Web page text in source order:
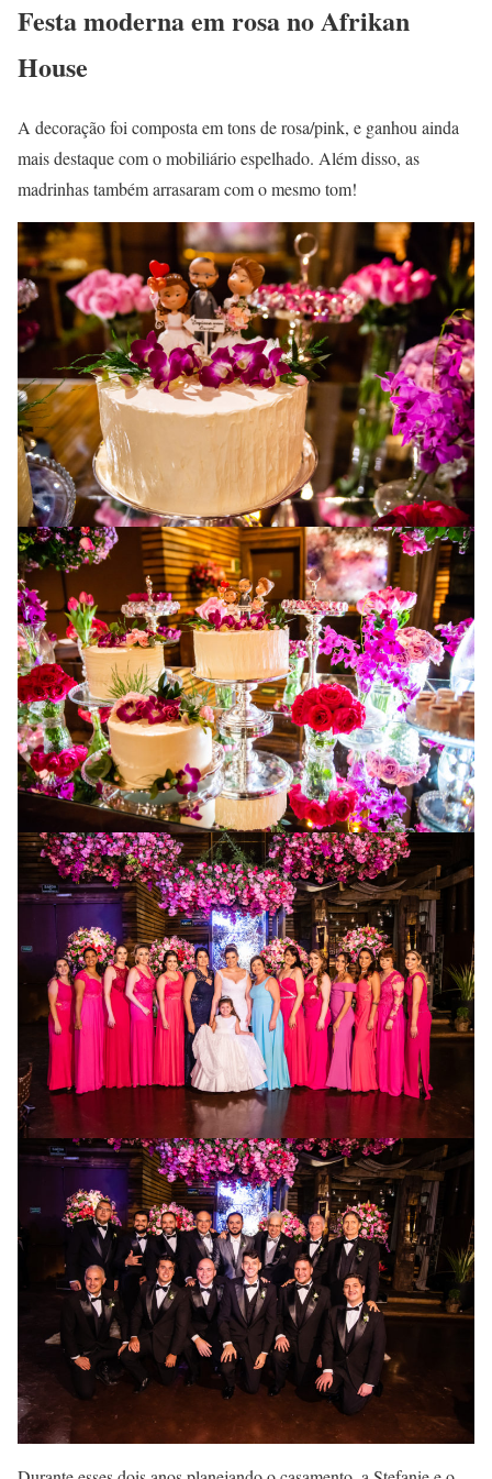
Festa moderna em rosa no Afrikan
House
A decoração foi composta em tons de rosa/pink, e ganhou ainda
mais destaque com o mobiliário espelhado. Além disso, as
madrinhas também arrasaram com o mesmo tom!